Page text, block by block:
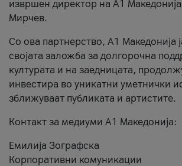
извршен директор на A1
Мирчев.
Со ова партнерство, A1 Македонија
својата заложба за долгорочна
културата и на заедницата,
инвестира во уникатни уметнички
зближуваат публиката и артистите.
Контакт за медиуми А1 Македонија:
Емилија Зографска
Корпоративни комуникации